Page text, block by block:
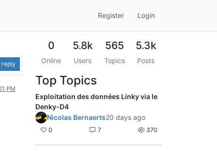
Register Login
reply
PM
0
Online
5.8k
Users
565
Topics
5.3k
Posts
Top Topics
Exploitation des données Linky via le
Denky-D4
Nicolas Bernaerts20 days ago
0 7 370